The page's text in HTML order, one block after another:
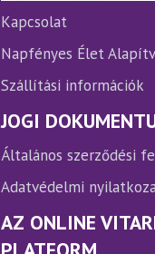
Kapcsolat
Napfényes Élet
Szállítási információk
JOGI
Általános szerződési
Adatvédelmi
AZ ONLINE